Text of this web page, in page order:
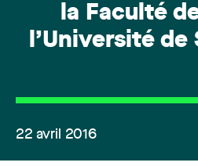
la Faculté
l’Université de
22 avril 2016